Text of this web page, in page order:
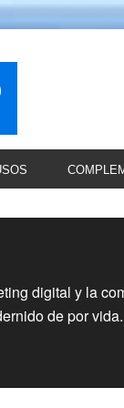
digital y la
de por vida.